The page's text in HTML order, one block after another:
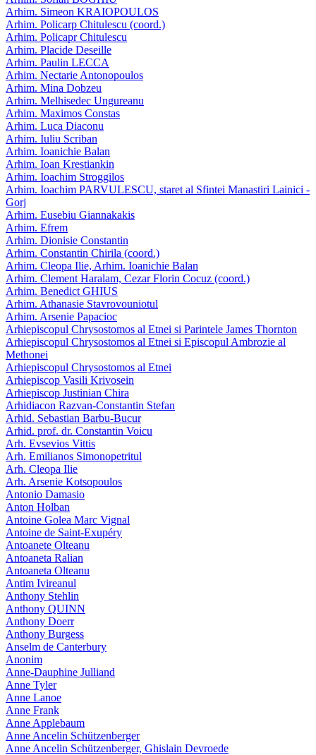
Arhim. Simeon KRAIOPOULOS
Arhim. Policarp Chitulescu (coord.)
Arhim. Policapr Chitulescu
Arhim. Placide Deseille
Arhim. Paulin LECCA
Arhim. Nectarie Antonopoulos
Arhim. Mina Dobzeu
Arhim. Melhisedec Ungureanu
Arhim. Maximos Constas
Arhim. Luca Diaconu
Arhim. Iuliu Scriban
Arhim. Ioanichie Balan
Arhim. Ioan Krestiankin
Arhim. Ioachim Stroggilos
Arhim. Ioachim PARVULESCU, staret al Sfintei Manastiri Lainici -
Gorj
Arhim. Eusebiu Giannakakis
Arhim. Efrem
Arhim. Dionisie Constantin
Arhim. Constantin Chirila (coord.)
Arhim. Cleopa Ilie, Arhim. Ioanichie Balan
Arhim. Clement Haralam, Cezar Florin Cocuz (coord.)
Arhim. Benedict GHIUS
Arhim. Athanasie Stavrovouniotul
Arhim. Arsenie Papacioc
Arhiepiscopul Chrysostomos al Etnei si Parintele James Thornton
Arhiepiscopul Chrysostomos al Etnei si Episcopul Ambrozie al
Methonei
Arhiepiscopul Chrysostomos al Etnei
Arhiepiscop Vasili Krivosein
Arhiepiscop Justinian Chira
Arhidiacon Razvan-Constantin Stefan
Arhid. Sebastian Barbu-Bucur
Arhid. prof. dr. Constantin Voicu
Arh. Evsevios Vittis
Arh. Emilianos Simonopetritul
Arh. Cleopa Ilie
Arh. Arsenie Kotsopoulos
Antonio Damasio
Anton Holban
Antoine Golea Marc Vignal
Antoine de Saint-Exupéry
Antoanete Olteanu
Antoaneta Ralian
Antoaneta Olteanu
Antim Ivireanul
Anthony Stehlin
Anthony QUINN
Anthony Doerr
Anthony Burgess
Anselm de Canterbury
Anonim
Anne-Dauphine Julliand
Anne Tyler
Anne Lanoe
Anne Frank
Anne Applebaum
Anne Ancelin Schützenberger
Anne Ancelin Schützenberger, Ghislain Devroede